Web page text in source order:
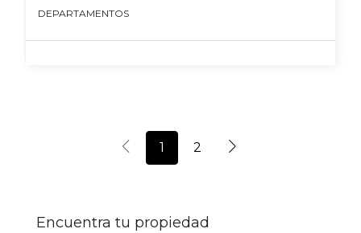
DEPARTAMENTOS
1 2
Encuentra tu propiedad